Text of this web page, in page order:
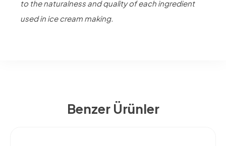
to the naturalness and quality of each ingredient
used in ice cream making.
Benzer Ürünler